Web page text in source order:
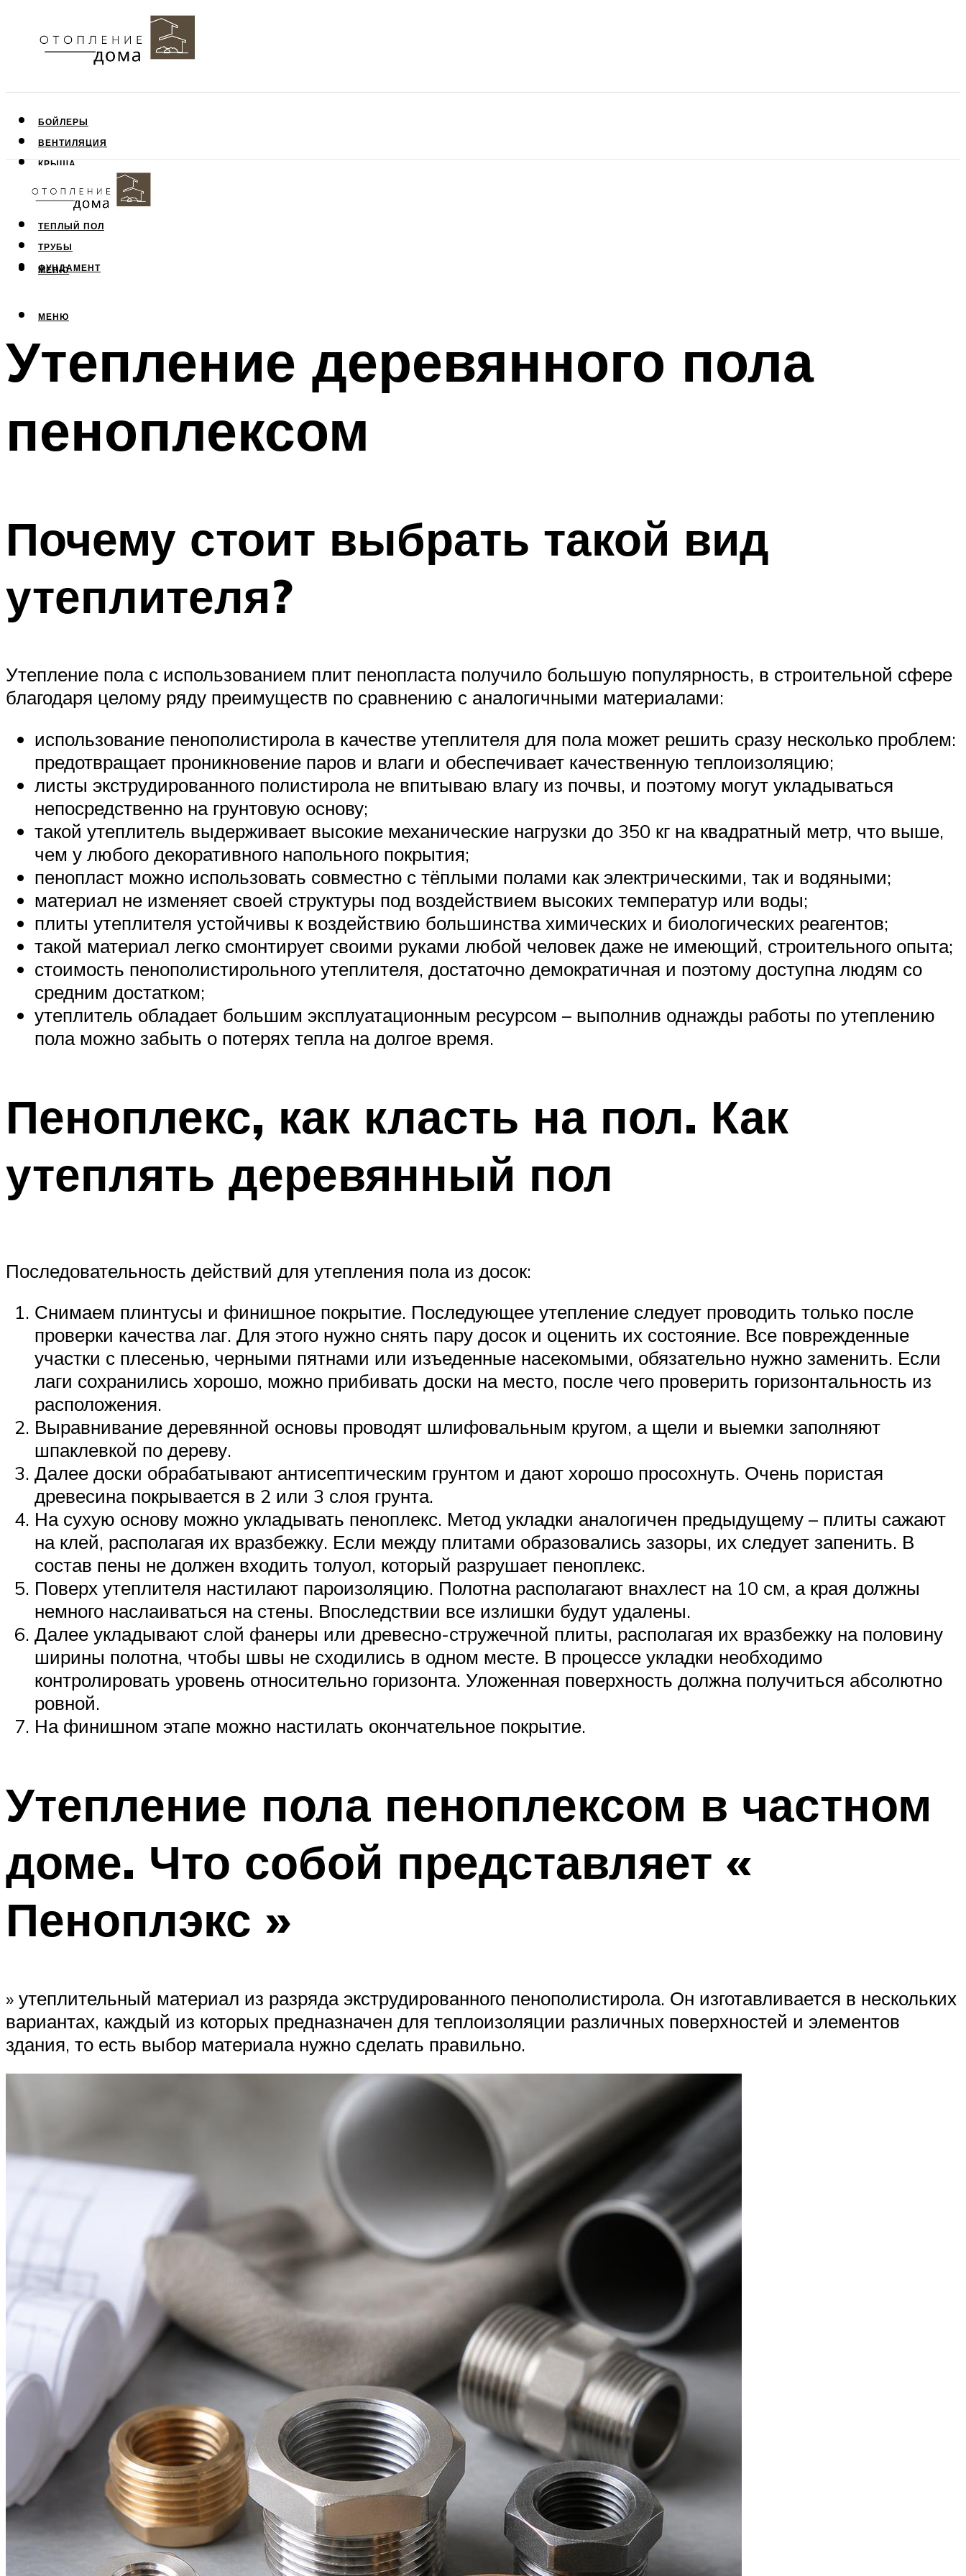
БОЙЛЕРЫ
ВЕНТИЛЯЦИЯ
КРЫША
СТЕНЫ
ТЕПЛЫЙ ПОЛ
ТРУБЫ
ФУНДАМЕНТ
МЕНЮ
МЕНЮ
Утепление деревянного пола
пеноплексом
Почему стоит выбрать такой вид
утеплителя?
Утепление пола с использованием плит пенопласта получило большую популярность, в строительной сфере
благодаря целому ряду преимуществ по сравнению с аналогичными материалами:
использование пенополистирола в качестве утеплителя для пола может решить сразу несколько проблем:
предотвращает проникновение паров и влаги и обеспечивает качественную теплоизоляцию;
листы экструдированного полистирола не впитываю влагу из почвы, и поэтому могут укладываться
непосредственно на грунтовую основу;
такой утеплитель выдерживает высокие механические нагрузки до 350 кг на квадратный метр, что выше,
чем у любого декоративного напольного покрытия;
пенопласт можно использовать совместно с тёплыми полами как электрическими, так и водяными;
материал не изменяет своей структуры под воздействием высоких температур или воды;
плиты утеплителя устойчивы к воздействию большинства химических и биологических реагентов;
такой материал легко смонтирует своими руками любой человек даже не имеющий, строительного опыта;
стоимость пенополистирольного утеплителя, достаточно демократичная и поэтому доступна людям со
средним достатком;
утеплитель обладает большим эксплуатационным ресурсом – выполнив однажды работы по утеплению
пола можно забыть о потерях тепла на долгое время.
Пеноплекс, как класть на пол. Как
утеплять деревянный пол
Последовательность действий для утепления пола из досок:
Снимаем плинтусы и финишное покрытие. Последующее утепление следует проводить только после
проверки качества лаг. Для этого нужно снять пару досок и оценить их состояние. Все поврежденные
участки с плесенью, черными пятнами или изъеденные насекомыми, обязательно нужно заменить. Если
лаги сохранились хорошо, можно прибивать доски на место, после чего проверить горизонтальность из
расположения.
Выравнивание деревянной основы проводят шлифовальным кругом, а щели и выемки заполняют
шпаклевкой по дереву.
Далее доски обрабатывают антисептическим грунтом и дают хорошо просохнуть. Очень пористая
древесина покрывается в 2 или 3 слоя грунта.
На сухую основу можно укладывать пеноплекс. Метод укладки аналогичен предыдущему – плиты сажают
на клей, располагая их вразбежку. Если между плитами образовались зазоры, их следует запенить. В
состав пены не должен входить толуол, который разрушает пеноплекс.
Поверх утеплителя настилают пароизоляцию. Полотна располагают внахлест на 10 см, а края должны
немного наслаиваться на стены. Впоследствии все излишки будут удалены.
Далее укладывают слой фанеры или древесно-стружечной плиты, располагая их вразбежку на половину
ширины полотна, чтобы швы не сходились в одном месте. В процессе укладки необходимо
контролировать уровень относительно горизонта. Уложенная поверхность должна получиться абсолютно
ровной.
На финишном этапе можно настилать окончательное покрытие.
Утепление пола пеноплексом в частном
доме. Что собой представляет «
Пеноплэкс »
» утеплительный материал из разряда экструдированного пенополистирола. Он изготавливается в нескольких
вариантах, каждый из которых предназначен для теплоизоляции различных поверхностей и элементов
здания, то есть выбор материала нужно сделать правильно.